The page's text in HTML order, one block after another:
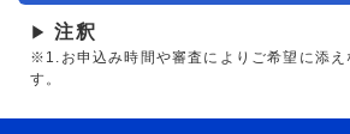
▶ 注釈
※1.お申込み時間や審査によりご希望に添え
す。